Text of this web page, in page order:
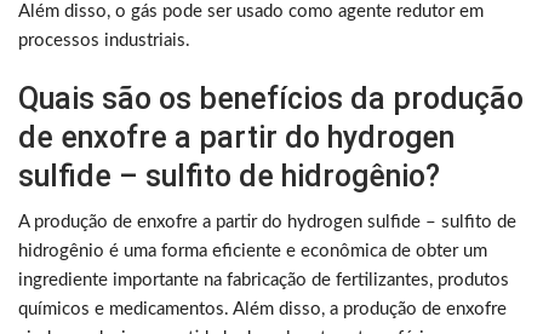
Além disso, o gás pode ser usado como agente redutor em
processos industriais.
Quais são os benefícios da produção
de enxofre a partir do hydrogen
sulfide – sulfito de hidrogênio?
A produção de enxofre a partir do hydrogen sulfide – sulfito de
hidrogênio é uma forma eficiente e econômica de obter um
ingrediente importante na fabricação de fertilizantes, produtos
químicos e medicamentos. Além disso, a produção de enxofre